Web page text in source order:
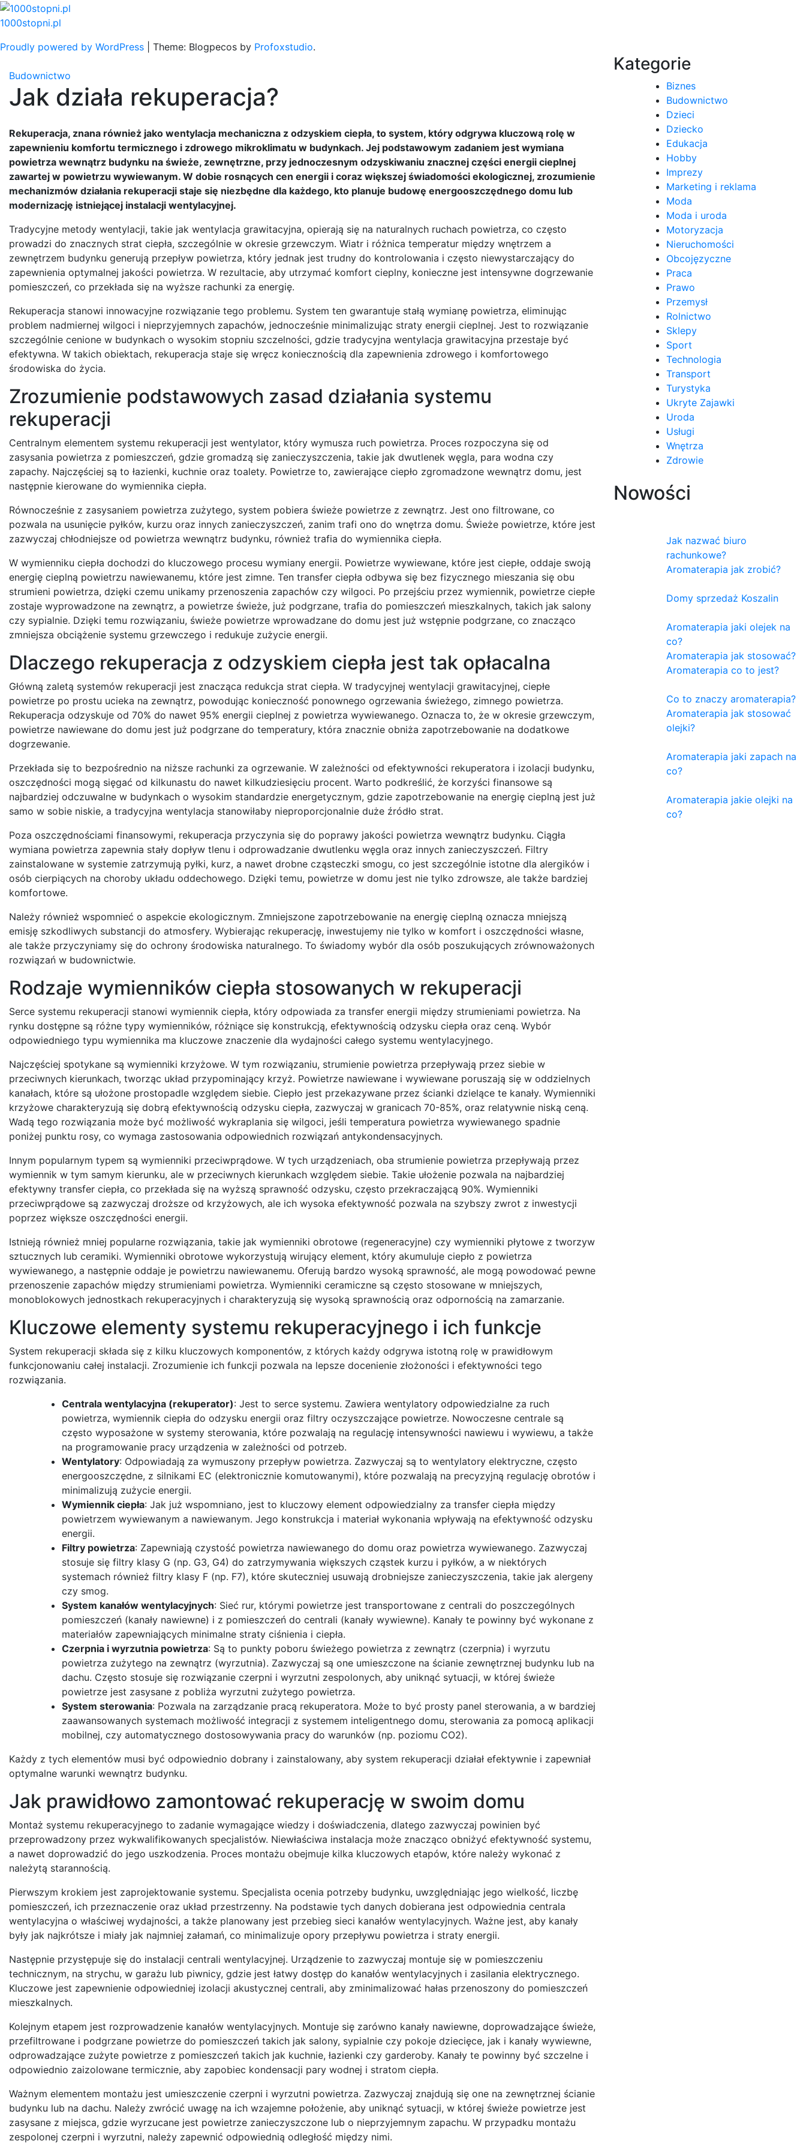
Skip
to
1000stopni.pl
Proudly powered by WordPress
Theme: Blogpecos by Profoxstudio.
Budownictwo
Jak działa rekuperacja?
Rekuperacja, znana również jako wentylacja mechaniczna z odzyskiem ciepła, to system, który odgrywa kluczową rolę w
zapewnieniu komfortu termicznego i zdrowego mikroklimatu w budynkach. Jej podstawowym zadaniem jest wymiana
powietrza wewnątrz budynku na świeże, zewnętrzne, przy jednoczesnym odzyskiwaniu znacznej części energii cieplnej
zawartej w powietrzu wywiewanym. W dobie rosnących cen energii i coraz większej świadomości ekologicznej, zrozumienie
mechanizmów działania rekuperacji staje się niezbędne dla każdego, kto planuje budowę energooszczędnego domu lub
modernizację istniejącej instalacji wentylacyjnej.
Tradycyjne metody wentylacji, takie jak wentylacja grawitacyjna, opierają się na naturalnych ruchach powietrza, co często
prowadzi do znacznych strat ciepła, szczególnie w okresie grzewczym. Wiatr i różnica temperatur między wnętrzem a
zewnętrzem budynku generują przepływ powietrza, który jednak jest trudny do kontrolowania i często niewystarczający do
zapewnienia optymalnej jakości powietrza. W rezultacie, aby utrzymać komfort cieplny, konieczne jest intensywne dogrzewanie
pomieszczeń, co przekłada się na wyższe rachunki za energię.
Rekuperacja stanowi innowacyjne rozwiązanie tego problemu. System ten gwarantuje stałą wymianę powietrza, eliminując
problem nadmiernej wilgoci i nieprzyjemnych zapachów, jednocześnie minimalizując straty energii cieplnej. Jest to rozwiązanie
szczególnie cenione w budynkach o wysokim stopniu szczelności, gdzie tradycyjna wentylacja grawitacyjna przestaje być
efektywna. W takich obiektach, rekuperacja staje się wręcz koniecznością dla zapewnienia zdrowego i komfortowego
środowiska do życia.
Zrozumienie podstawowych zasad działania systemu
rekuperacji
Centralnym elementem systemu rekuperacji jest wentylator, który wymusza ruch powietrza. Proces rozpoczyna się od
zasysania powietrza z pomieszczeń, gdzie gromadzą się zanieczyszczenia, takie jak dwutlenek węgla, para wodna czy
zapachy. Najczęściej są to łazienki, kuchnie oraz toalety. Powietrze to, zawierające ciepło zgromadzone wewnątrz domu, jest
następnie kierowane do wymiennika ciepła.
Równocześnie z zasysaniem powietrza zużytego, system pobiera świeże powietrze z zewnątrz. Jest ono filtrowane, co
pozwala na usunięcie pyłków, kurzu oraz innych zanieczyszczeń, zanim trafi ono do wnętrza domu. Świeże powietrze, które jest
zazwyczaj chłodniejsze od powietrza wewnątrz budynku, również trafia do wymiennika ciepła.
W wymienniku ciepła dochodzi do kluczowego procesu wymiany energii. Powietrze wywiewane, które jest ciepłe, oddaje swoją
energię cieplną powietrzu nawiewanemu, które jest zimne. Ten transfer ciepła odbywa się bez fizycznego mieszania się obu
strumieni powietrza, dzięki czemu unikamy przenoszenia zapachów czy wilgoci. Po przejściu przez wymiennik, powietrze ciepłe
zostaje wyprowadzone na zewnątrz, a powietrze świeże, już podgrzane, trafia do pomieszczeń mieszkalnych, takich jak salony
czy sypialnie. Dzięki temu rozwiązaniu, świeże powietrze wprowadzane do domu jest już wstępnie podgrzane, co znacząco
zmniejsza obciążenie systemu grzewczego i redukuje zużycie energii.
Dlaczego rekuperacja z odzyskiem ciepła jest tak opłacalna
Główną zaletą systemów rekuperacji jest znacząca redukcja strat ciepła. W tradycyjnej wentylacji grawitacyjnej, ciepłe
powietrze po prostu ucieka na zewnątrz, powodując konieczność ponownego ogrzewania świeżego, zimnego powietrza.
Rekuperacja odzyskuje od 70% do nawet 95% energii cieplnej z powietrza wywiewanego. Oznacza to, że w okresie grzewczym,
powietrze nawiewane do domu jest już podgrzane do temperatury, która znacznie obniża zapotrzebowanie na dodatkowe
dogrzewanie.
Przekłada się to bezpośrednio na niższe rachunki za ogrzewanie. W zależności od efektywności rekuperatora i izolacji budynku,
oszczędności mogą sięgać od kilkunastu do nawet kilkudziesięciu procent. Warto podkreślić, że korzyści finansowe są
najbardziej odczuwalne w budynkach o wysokim standardzie energetycznym, gdzie zapotrzebowanie na energię cieplną jest już
samo w sobie niskie, a tradycyjna wentylacja stanowiłaby nieproporcjonalnie duże źródło strat.
Poza oszczędnościami finansowymi, rekuperacja przyczynia się do poprawy jakości powietrza wewnątrz budynku. Ciągła
wymiana powietrza zapewnia stały dopływ tlenu i odprowadzanie dwutlenku węgla oraz innych zanieczyszczeń. Filtry
zainstalowane w systemie zatrzymują pyłki, kurz, a nawet drobne cząsteczki smogu, co jest szczególnie istotne dla alergików i
osób cierpiących na choroby układu oddechowego. Dzięki temu, powietrze w domu jest nie tylko zdrowsze, ale także bardziej
komfortowe.
Należy również wspomnieć o aspekcie ekologicznym. Zmniejszone zapotrzebowanie na energię cieplną oznacza mniejszą
emisję szkodliwych substancji do atmosfery. Wybierając rekuperację, inwestujemy nie tylko w komfort i oszczędności własne,
ale także przyczyniamy się do ochrony środowiska naturalnego. To świadomy wybór dla osób poszukujących zrównoważonych
rozwiązań w budownictwie.
Rodzaje wymienników ciepła stosowanych w rekuperacji
Serce systemu rekuperacji stanowi wymiennik ciepła, który odpowiada za transfer energii między strumieniami powietrza. Na
rynku dostępne są różne typy wymienników, różniące się konstrukcją, efektywnością odzysku ciepła oraz ceną. Wybór
odpowiedniego typu wymiennika ma kluczowe znaczenie dla wydajności całego systemu wentylacyjnego.
Najczęściej spotykane są wymienniki krzyżowe. W tym rozwiązaniu, strumienie powietrza przepływają przez siebie w
przeciwnych kierunkach, tworząc układ przypominający krzyż. Powietrze nawiewane i wywiewane poruszają się w oddzielnych
kanałach, które są ułożone prostopadle względem siebie. Ciepło jest przekazywane przez ścianki dzielące te kanały. Wymienniki
krzyżowe charakteryzują się dobrą efektywnością odzysku ciepła, zazwyczaj w granicach 70-85%, oraz relatywnie niską ceną.
Wadą tego rozwiązania może być możliwość wykraplania się wilgoci, jeśli temperatura powietrza wywiewanego spadnie
poniżej punktu rosy, co wymaga zastosowania odpowiednich rozwiązań antykondensacyjnych.
Innym popularnym typem są wymienniki przeciwprądowe. W tych urządzeniach, oba strumienie powietrza przepływają przez
wymiennik w tym samym kierunku, ale w przeciwnych kierunkach względem siebie. Takie ułożenie pozwala na najbardziej
efektywny transfer ciepła, co przekłada się na wyższą sprawność odzysku, często przekraczającą 90%. Wymienniki
przeciwprądowe są zazwyczaj droższe od krzyżowych, ale ich wysoka efektywność pozwala na szybszy zwrot z inwestycji
poprzez większe oszczędności energii.
Istnieją również mniej popularne rozwiązania, takie jak wymienniki obrotowe (regeneracyjne) czy wymienniki płytowe z tworzyw
sztucznych lub ceramiki. Wymienniki obrotowe wykorzystują wirujący element, który akumuluje ciepło z powietrza
wywiewanego, a następnie oddaje je powietrzu nawiewanemu. Oferują bardzo wysoką sprawność, ale mogą powodować pewne
przenoszenie zapachów między strumieniami powietrza. Wymienniki ceramiczne są często stosowane w mniejszych,
monoblokowych jednostkach rekuperacyjnych i charakteryzują się wysoką sprawnością oraz odpornością na zamarzanie.
Kluczowe elementy systemu rekuperacyjnego i ich funkcje
System rekuperacji składa się z kilku kluczowych komponentów, z których każdy odgrywa istotną rolę w prawidłowym
funkcjonowaniu całej instalacji. Zrozumienie ich funkcji pozwala na lepsze docenienie złożoności i efektywności tego
rozwiązania.
Centrala wentylacyjna (rekuperator): Jest to serce systemu. Zawiera wentylatory odpowiedzialne za ruch
powietrza, wymiennik ciepła do odzysku energii oraz filtry oczyszczające powietrze. Nowoczesne centrale są
często wyposażone w systemy sterowania, które pozwalają na regulację intensywności nawiewu i wywiewu, a także
na programowanie pracy urządzenia w zależności od potrzeb.
Wentylatory: Odpowiadają za wymuszony przepływ powietrza. Zazwyczaj są to wentylatory elektryczne, często
energooszczędne, z silnikami EC (elektronicznie komutowanymi), które pozwalają na precyzyjną regulację obrotów i
minimalizują zużycie energii.
Wymiennik ciepła: Jak już wspomniano, jest to kluczowy element odpowiedzialny za transfer ciepła między
powietrzem wywiewanym a nawiewanym. Jego konstrukcja i materiał wykonania wpływają na efektywność odzysku
energii.
Filtry powietrza: Zapewniają czystość powietrza nawiewanego do domu oraz powietrza wywiewanego. Zazwyczaj
stosuje się filtry klasy G (np. G3, G4) do zatrzymywania większych cząstek kurzu i pyłków, a w niektórych
systemach również filtry klasy F (np. F7), które skuteczniej usuwają drobniejsze zanieczyszczenia, takie jak alergeny
czy smog.
System kanałów wentylacyjnych: Sieć rur, którymi powietrze jest transportowane z centrali do poszczególnych
pomieszczeń (kanały nawiewne) i z pomieszczeń do centrali (kanały wywiewne). Kanały te powinny być wykonane z
materiałów zapewniających minimalne straty ciśnienia i ciepła.
Czerpnia i wyrzutnia powietrza: Są to punkty poboru świeżego powietrza z zewnątrz (czerpnia) i wyrzutu
powietrza zużytego na zewnątrz (wyrzutnia). Zazwyczaj są one umieszczone na ścianie zewnętrznej budynku lub na
dachu. Często stosuje się rozwiązanie czerpni i wyrzutni zespolonych, aby uniknąć sytuacji, w której świeże
powietrze jest zasysane z pobliża wyrzutni zużytego powietrza.
System sterowania: Pozwala na zarządzanie pracą rekuperatora. Może to być prosty panel sterowania, a w bardziej
zaawansowanych systemach możliwość integracji z systemem inteligentnego domu, sterowania za pomocą aplikacji
mobilnej, czy automatycznego dostosowywania pracy do warunków (np. poziomu CO2).
Każdy z tych elementów musi być odpowiednio dobrany i zainstalowany, aby system rekuperacji działał efektywnie i zapewniał
optymalne warunki wewnątrz budynku.
Jak prawidłowo zamontować rekuperację w swoim domu
Montaż systemu rekuperacyjnego to zadanie wymagające wiedzy i doświadczenia, dlatego zazwyczaj powinien być
przeprowadzony przez wykwalifikowanych specjalistów. Niewłaściwa instalacja może znacząco obniżyć efektywność systemu,
a nawet doprowadzić do jego uszkodzenia. Proces montażu obejmuje kilka kluczowych etapów, które należy wykonać z
należytą starannością.
Pierwszym krokiem jest zaprojektowanie systemu. Specjalista ocenia potrzeby budynku, uwzględniając jego wielkość, liczbę
pomieszczeń, ich przeznaczenie oraz układ przestrzenny. Na podstawie tych danych dobierana jest odpowiednia centrala
wentylacyjna o właściwej wydajności, a także planowany jest przebieg sieci kanałów wentylacyjnych. Ważne jest, aby kanały
były jak najkrótsze i miały jak najmniej załamań, co minimalizuje opory przepływu powietrza i straty energii.
Następnie przystępuje się do instalacji centrali wentylacyjnej. Urządzenie to zazwyczaj montuje się w pomieszczeniu
technicznym, na strychu, w garażu lub piwnicy, gdzie jest łatwy dostęp do kanałów wentylacyjnych i zasilania elektrycznego.
Kluczowe jest zapewnienie odpowiedniej izolacji akustycznej centrali, aby zminimalizować hałas przenoszony do pomieszczeń
mieszkalnych.
Kolejnym etapem jest rozprowadzenie kanałów wentylacyjnych. Montuje się zarówno kanały nawiewne, doprowadzające świeże,
przefiltrowane i podgrzane powietrze do pomieszczeń takich jak salony, sypialnie czy pokoje dziecięce, jak i kanały wywiewne,
odprowadzające zużyte powietrze z pomieszczeń takich jak kuchnie, łazienki czy garderoby. Kanały te powinny być szczelne i
odpowiednio zaizolowane termicznie, aby zapobiec kondensacji pary wodnej i stratom ciepła.
Ważnym elementem montażu jest umieszczenie czerpni i wyrzutni powietrza. Zazwyczaj znajdują się one na zewnętrznej ścianie
budynku lub na dachu. Należy zwrócić uwagę na ich wzajemne położenie, aby uniknąć sytuacji, w której świeże powietrze jest
zasysane z miejsca, gdzie wyrzucane jest powietrze zanieczyszczone lub o nieprzyjemnym zapachu. W przypadku montażu
zespolonej czerpni i wyrzutni, należy zapewnić odpowiednią odległość między nimi.
Kategorie
Biznes
Budownictwo
Dzieci
Dziecko
Edukacja
Hobby
Imprezy
Marketing i reklama
Moda
Moda i uroda
Motoryzacja
Nieruchomości
Obcojęzyczne
Praca
Prawo
Przemysł
Rolnictwo
Sklepy
Sport
Technologia
Transport
Turystyka
Ukryte Zajawki
Uroda
Usługi
Wnętrza
Zdrowie
Nowości
Jak nazwać biuro
rachunkowe?
Aromaterapia jak zrobić?
Domy sprzedaż Koszalin
Aromaterapia jaki olejek na
co?
Aromaterapia jak stosować?
Aromaterapia co to jest?
Co to znaczy aromaterapia?
Aromaterapia jak stosować
olejki?
Aromaterapia jaki zapach na
co?
Aromaterapia jakie olejki na
co?